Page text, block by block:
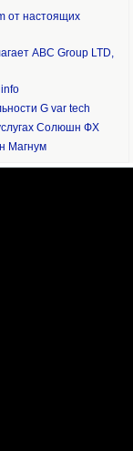
от настоящих
ABC Group LTD,
G var tech
Солюшн ФХ
Магнум